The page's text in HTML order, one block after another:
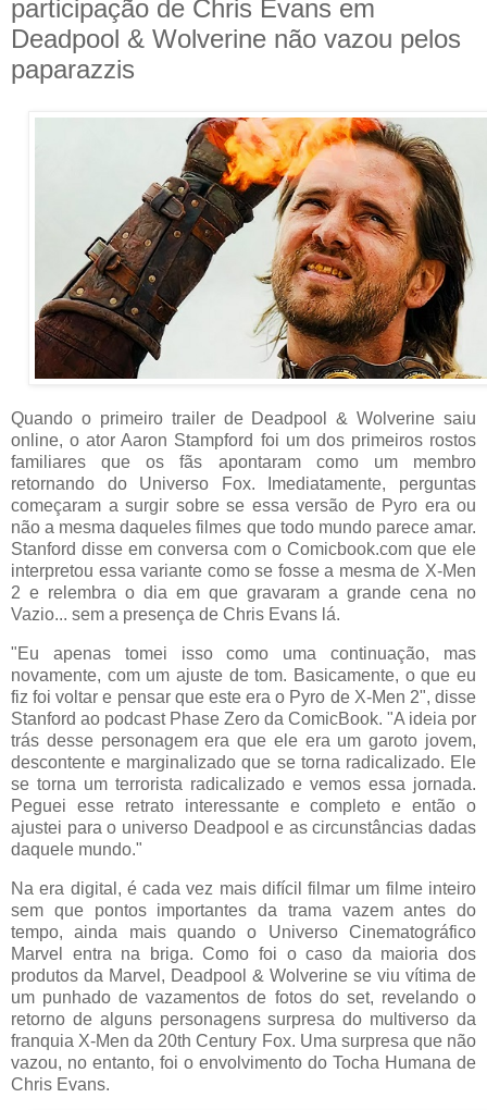
participação de Chris Evans em
Deadpool & Wolverine não vazou pelos
paparazzis
Quando o primeiro trailer de Deadpool & Wolverine saiu
online, o ator Aaron Stampford foi um dos primeiros rostos
familiares que os fãs apontaram como um membro
retornando do Universo Fox. Imediatamente, perguntas
começaram a surgir sobre se essa versão de Pyro era ou
não a mesma daqueles filmes que todo mundo parece amar.
Stanford disse em conversa com o Comicbook.com que ele
interpretou essa variante como se fosse a mesma de X-Men
2 e relembra o dia em que gravaram a grande cena no
Vazio... sem a presença de Chris Evans lá.
"Eu apenas tomei isso como uma continuação, mas
novamente, com um ajuste de tom. Basicamente, o que eu
fiz foi voltar e pensar que este era o Pyro de X-Men 2", disse
Stanford ao podcast Phase Zero da ComicBook. "A ideia por
trás desse personagem era que ele era um garoto jovem,
descontente e marginalizado que se torna radicalizado. Ele
se torna um terrorista radicalizado e vemos essa jornada.
Peguei esse retrato interessante e completo e então o
ajustei para o universo Deadpool e as circunstâncias dadas
daquele mundo."
Na era digital, é cada vez mais difícil filmar um filme inteiro
sem que pontos importantes da trama vazem antes do
tempo, ainda mais quando o Universo Cinematográfico
Marvel entra na briga. Como foi o caso da maioria dos
produtos da Marvel, Deadpool & Wolverine se viu vítima de
um punhado de vazamentos de fotos do set, revelando o
retorno de alguns personagens surpresa do multiverso da
franquia X-Men da 20th Century Fox. Uma surpresa que não
vazou, no entanto, foi o envolvimento do Tocha Humana de
Chris Evans.